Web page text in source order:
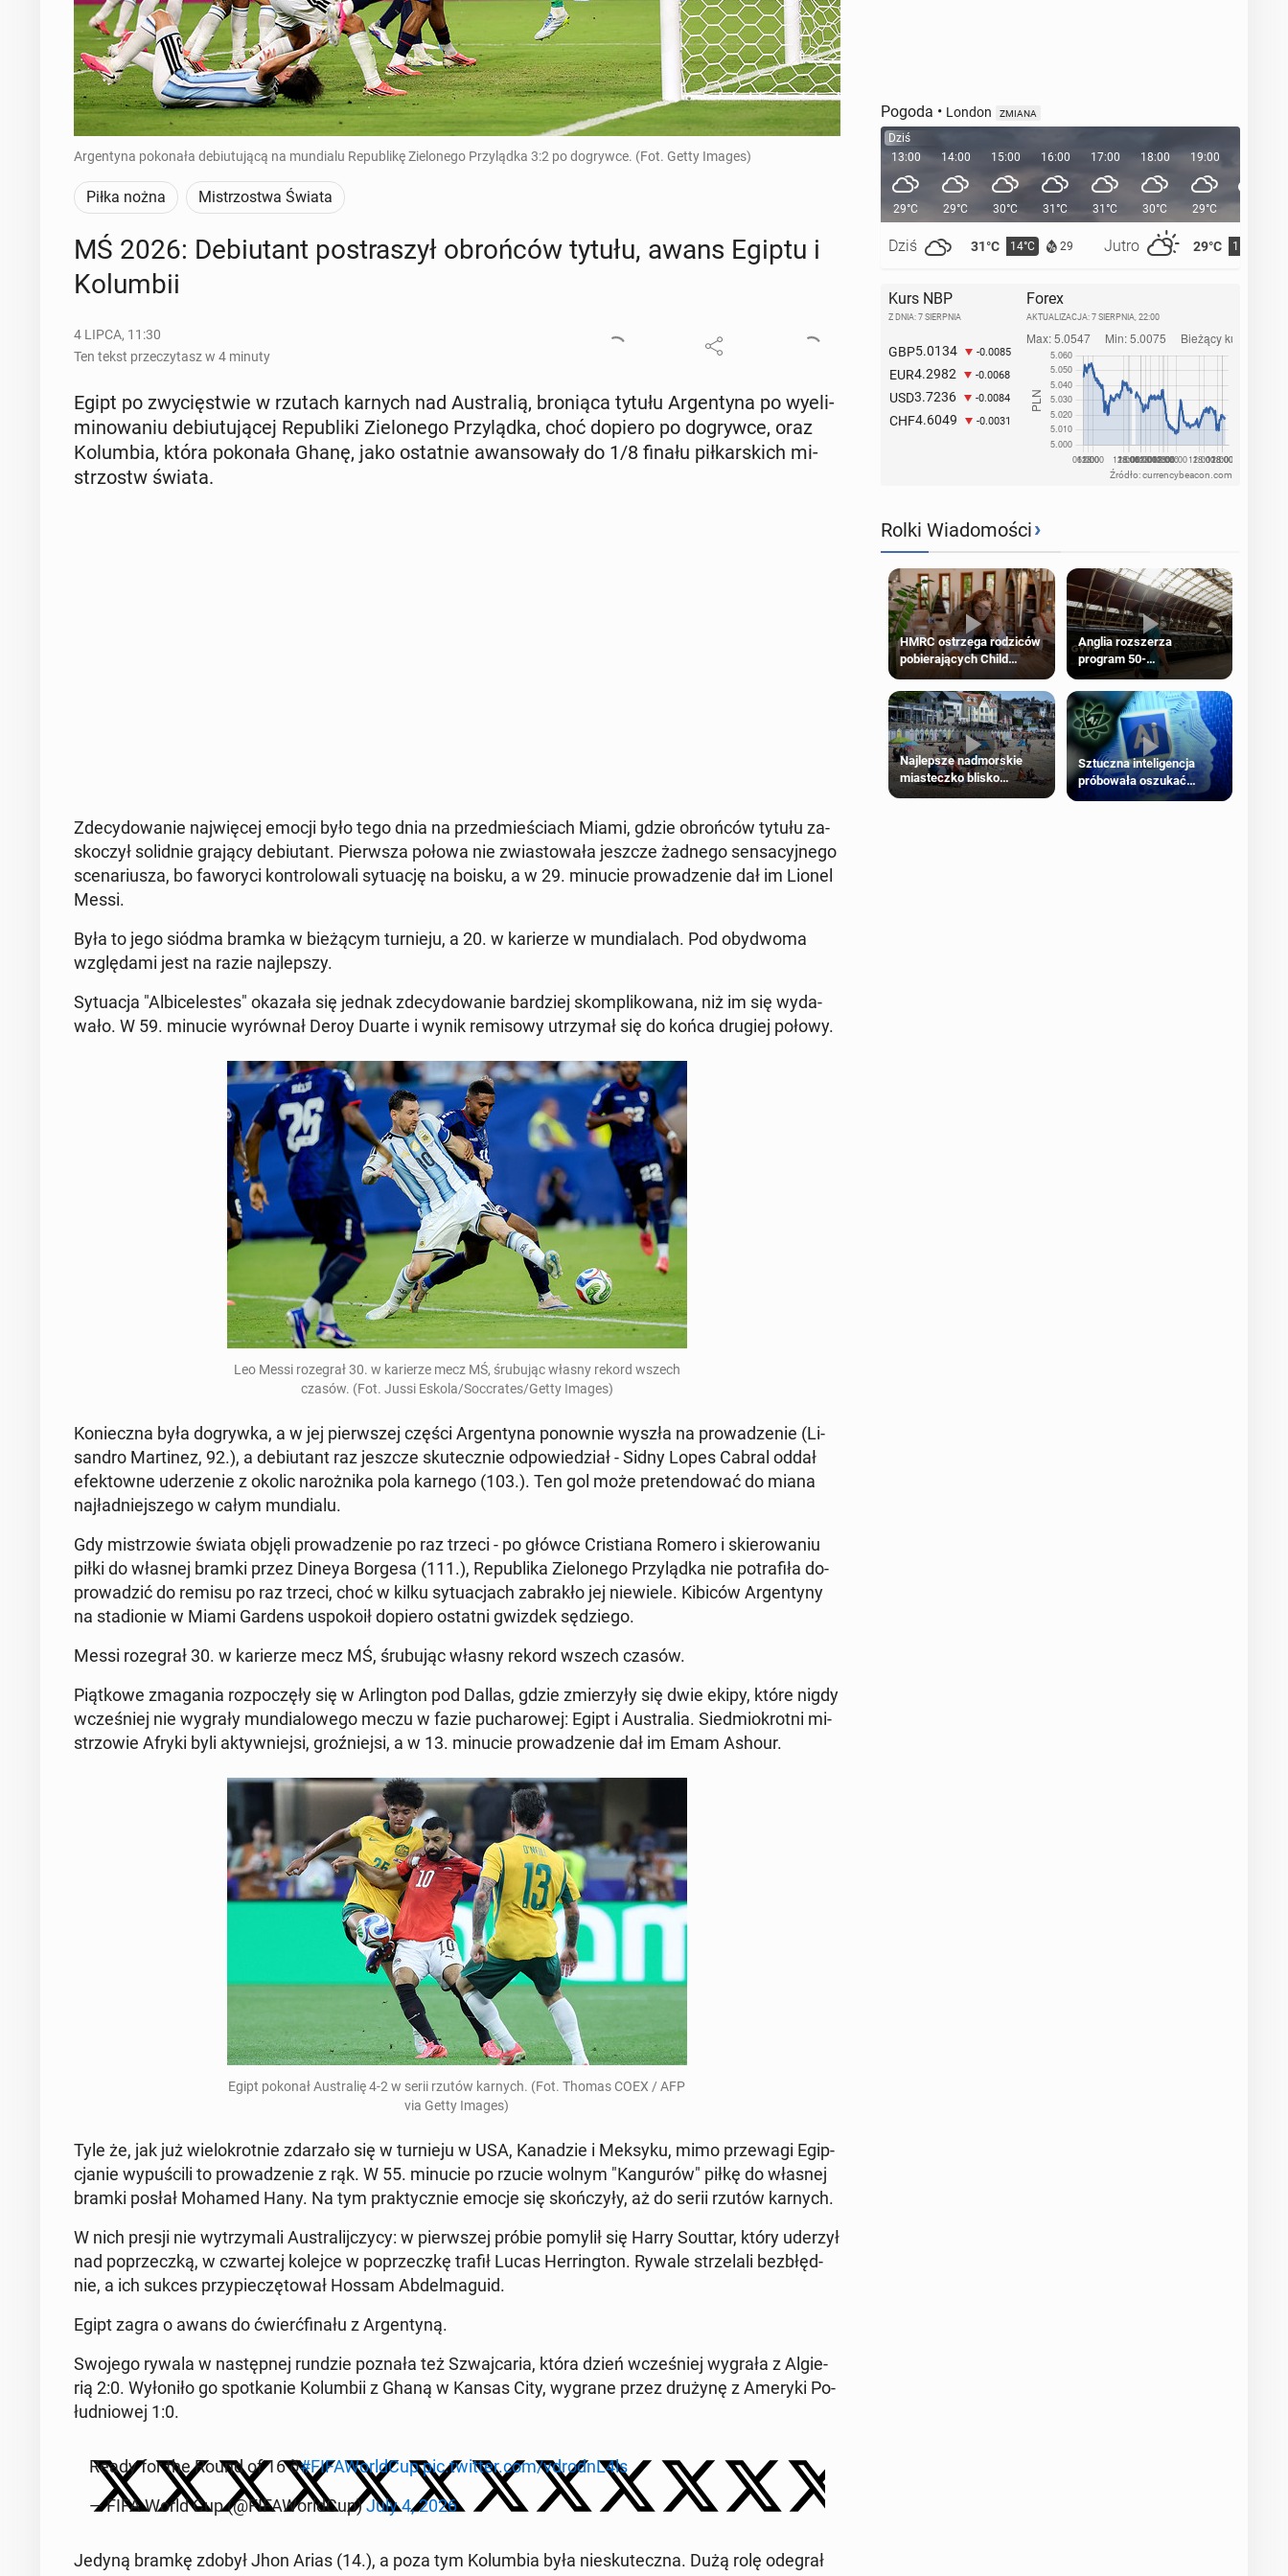
Argentyna pokonała debiutującą na mundialu Republikę Zielonego Przylądka 3:2 po dogrywce. (Fot. Getty Images)
Piłka nożna Mistrzostwa Świata
MŚ 2026: De­biu­tant po­stra­szył obroń­ców tytułu, awans Egiptu i
Ko­lum­bii
4 LIPCA, 11:30
Ten tekst przeczytasz w 4 minuty
Egipt po zwy­cię­stwie w rzutach karnych nad Au­stra­lią, bro­nią­ca tytułu Ar­gen­ty­na po wy­eli­
mi­no­wa­niu de­biu­tu­ją­cej Re­pu­bli­ki Zie­lo­ne­go Przy­ląd­ka, choć dopiero po do­gryw­ce, oraz
Ko­lum­bia, która po­ko­na­ła Ghanę, jako ostat­nie awan­so­wa­ły do 1/8 finału pił­kar­skich mi­
strzostw świata.
Zde­cy­do­wa­nie naj­wię­cej emocji było tego dnia na przed­mie­ściach Miami, gdzie obroń­ców tytułu za­
sko­czył so­lid­nie grający de­biu­tant. Pierw­sza połowa nie zwia­sto­wa­ła jeszcze żadnego sen­sa­cyj­ne­go
sce­na­riu­sza, bo fa­wo­ry­ci kon­tro­lo­wa­li sy­tu­ację na boisku, a w 29. minucie pro­wa­dze­nie dał im Lionel
Messi.
Była to jego siódma bramka w bie­żą­cym tur­nie­ju, a 20. w ka­rie­rze w mun­dia­lach. Pod oby­dwo­ma
wzglę­da­mi jest na razie naj­lep­szy.
Sy­tu­acja "Al­bi­ce­le­stes" okazała się jednak zde­cy­do­wa­nie bar­dziej skom­pli­ko­wa­na, niż im się wy­da­
wa­ło. W 59. minucie wy­rów­nał Deroy Duarte i wynik re­mi­so­wy utrzy­mał się do końca drugiej połowy.
Leo Messi ro­ze­grał 30. w ka­rie­rze mecz MŚ, śru­bu­jąc własny rekord wszech
czasów. (Fot. Jussi Eskola/Soc­cra­tes/Getty Images)
Ko­niecz­na była do­gryw­ka, a w jej pierw­szej części Ar­gen­ty­na po­now­nie wyszła na pro­wa­dze­nie (Li­
san­dro Mar­ti­nez, 92.), a de­biu­tant raz jeszcze sku­tecz­nie od­po­wie­dział - Sidny Lopes Cabral oddał
efek­tow­ne ude­rze­nie z okolic na­roż­ni­ka pola karnego (103.). Ten gol może pre­ten­do­wać do miana
naj­ład­niej­sze­go w całym mun­dia­lu.
Gdy mi­strzo­wie świata objęli pro­wa­dze­nie po raz trzeci - po główce Cri­stia­na Romero i skie­ro­wa­niu
piłki do własnej bramki przez Dineya Borgesa (111.), Re­pu­bli­ka Zie­lo­ne­go Przy­ląd­ka nie po­tra­fi­ła do­
pro­wa­dzić do remisu po raz trzeci, choć w kilku sy­tu­acjach za­bra­kło jej nie­wie­le. Kibiców Ar­gen­ty­ny
na sta­dio­nie w Miami Gardens uspo­ko­ił dopiero ostatni gwizdek sę­dzie­go.
Messi ro­ze­grał 30. w ka­rie­rze mecz MŚ, śru­bu­jąc własny rekord wszech czasów.
Piąt­ko­we zma­ga­nia roz­po­czę­ły się w Ar­ling­ton pod Dallas, gdzie zmie­rzy­ły się dwie ekipy, które nigdy
wcze­śniej nie wygrały mun­dia­lo­we­go meczu w fazie pu­cha­ro­wej: Egipt i Au­stra­lia. Sied­mio­krot­ni mi­
strzo­wie Afryki byli ak­tyw­niej­si, groź­niej­si, a w 13. minucie pro­wa­dze­nie dał im Emam Ashour.
Egipt pokonał Au­stra­lię 4-2 w serii rzutów karnych. (Fot. Thomas COEX / AFP
via Getty Images)
Tyle że, jak już wie­lo­krot­nie zda­rza­ło się w tur­nie­ju w USA, Ka­na­dzie i Meksyku, mimo prze­wa­gi Egip­
cja­nie wy­pu­ści­li to pro­wa­dze­nie z rąk. W 55. minucie po rzucie wolnym "Kan­gu­rów" piłkę do własnej
bramki posłał Mohamed Hany. Na tym prak­tycz­nie emocje się skoń­czy­ły, aż do serii rzutów karnych.
W nich presji nie wy­trzy­ma­li Au­stra­lij­czy­cy: w pierw­szej próbie pomylił się Harry Souttar, który uderzył
nad po­przecz­ką, w czwar­tej kolejce w po­przecz­kę trafił Lucas Her­ring­ton. Rywale strze­la­li bez­błęd­
nie, a ich sukces przy­pie­czę­to­wał Hossam Ab­del­ma­gu­id.
Egipt zagra o awans do ćwierć­fi­na­łu z Ar­gen­ty­ną.
Swojego rywala w na­stęp­nej rundzie poznała też Szwaj­ca­ria, która dzień wcze­śniej wygrała z Al­gie­
rią 2:0. Wy­ło­ni­ło go spo­tka­nie Ko­lum­bii z Ghaną w Kansas City, wygrane przez drużynę z Ameryki Po­
łu­dnio­wej 1:0.
Ready for the Round of 16 ð#FI­FA­World­Cuppic.twitter.com/vdrodnL4ls
— FIFA World Cup (@FI­FA­World­Cup)July 4, 2026
Jedyną bramkę zdobył Jhon Arias (14.), a poza tym Ko­lum­bia była nie­sku­tecz­na. Dużą rolę odegrał
Pogoda • London ZMIANA
Dziś
13:00
29°C
Dziś 31°C 14°C 29 Jutro 29°C 15°C
14:00
29°C
15:00
30°C
16:00
31°C
17:00
31°C
18:00
30°C
19:00
29°C
Kurs NBP
Z DNIA: 7 SIERPNIA
GBP5.0134 -0.0085
EUR4.2982 -0.0068
USD3.7236 -0.0084
CHF4.6049 -0.0031
Forex
AKTUALIZACJA: 7 SIERPNIA, 22:00
Źródło: currencybeacon.com
Rolki Wiadomości›
HMRC ostrzega rodziców
pobierających Child
Benefit. Mogą być
zobowiązani do zwrotu
zasiłku
Anglia rozszerza
program 50-
procentowych zniżek
kolejowych na 18-latków
Najlepsze nadmorskie
miasteczko blisko
Sztuczna inteligencja
próbowała oszukać
człowieka